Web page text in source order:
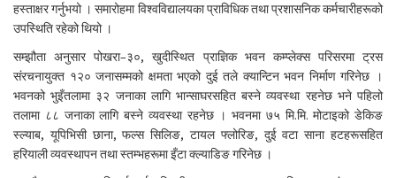
हस्ताक्षर गर्नुभयो । समारोहमा विश्वविद्यालयका प्राविधिक तथा प्रशासनिक कर्मचारीहरूको
उपस्थिति रहेको थियो ।
सम्झौता अनुसार पोखरा–३०, खुदीस्थित प्राज्ञिक भवन कम्प्लेक्स परिसरमा ट्रस
संरचनायुक्त १२० जनासम्मको क्षमता भएको दुई तले क्यान्टिन भवन निर्माण गरिनेछ ।
भवनको भुइँतलामा ३२ जनाका लागि भान्साघरसहित बस्ने व्यवस्था रहनेछ भने पहिलो
तलामा ८८ जनाका लागि बस्ने व्यवस्था रहनेछ । भवनमा ७५ मि.मि. मोटाइको डेकिङ
स्ल्याब, यूपिभिसी छाना, फल्स सिलिङ, टायल फ्लोरिङ, दुई वटा साना हटहरूसहित
हरियाली व्यवस्थापन तथा स्तम्भहरूमा इँटा क्ल्याडिङ गरिनेछ ।